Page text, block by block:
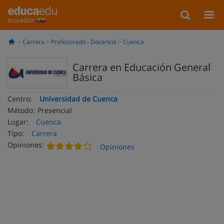
ecuador
Carrera Profesorado - Docencia Cuenca
Carrera en Educación General
Básica
Centro:
Universidad de Cuenca
Método: Presencial
Lugar:
Cuenca
Tipo:
Carrera
Opiniones:
Opiniones